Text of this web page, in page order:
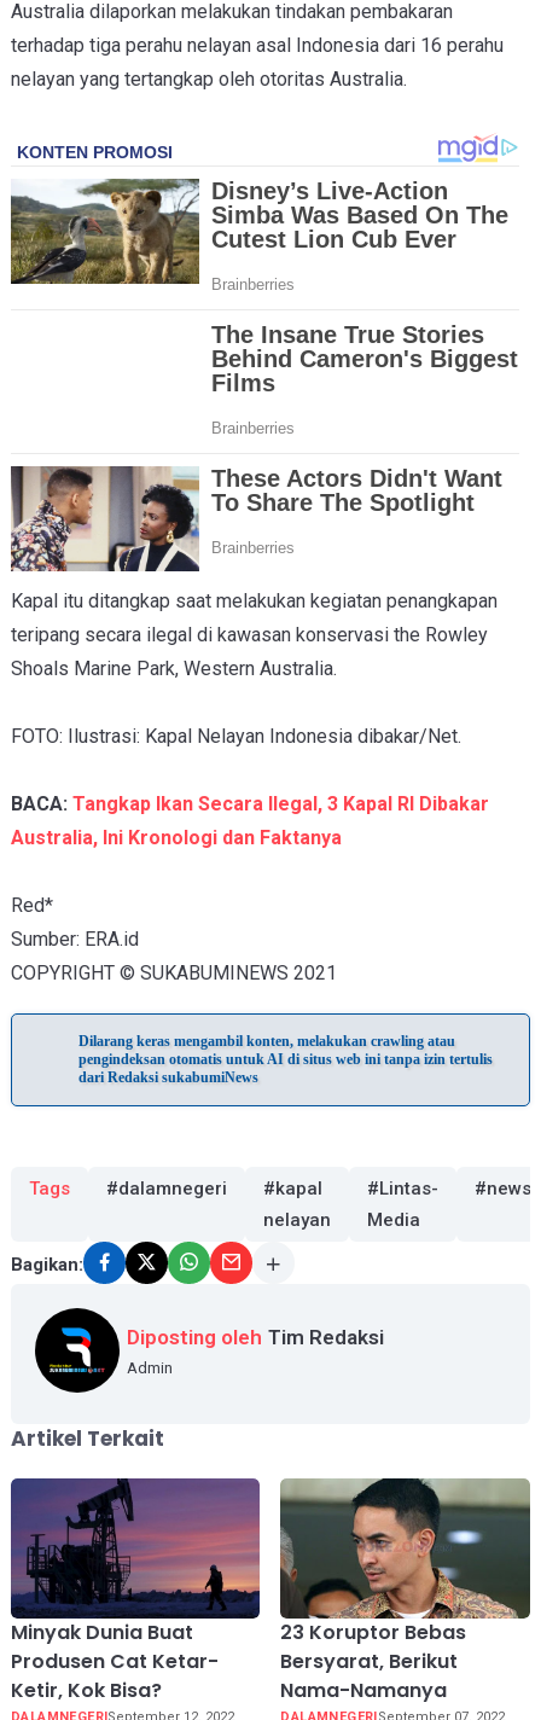
Australia dilaporkan melakukan tindakan pembakaran
terhadap tiga perahu nelayan asal Indonesia dari 16 perahu
nelayan yang tertangkap oleh otoritas Australia.
Kapal itu ditangkap saat melakukan kegiatan penangkapan
teripang secara ilegal di kawasan konservasi the Rowley
Shoals Marine Park, Western Australia.
FOTO: Ilustrasi: Kapal Nelayan Indonesia dibakar/Net.
BACA: Tangkap Ikan Secara Ilegal, 3 Kapal RI Dibakar
Australia, Ini Kronologi dan Faktanya
Red*
Sumber: ERA.id
COPYRIGHT © SUKABUMINEWS 2021
Dilarang keras mengambil konten, melakukan crawling atau
pengindeksan otomatis untuk AI di situs web ini tanpa izin tertulis
dari Redaksi sukabumiNews
Tags #dalamnegeri
#kapal
nelayan
#Lintas-
Media
#news
Bagikan:
Diposting oleh Tim Redaksi
Admin
Artikel Terkait
Minyak Dunia Buat
Produsen Cat Ketar-
Ketir, Kok Bisa?
23 Koruptor Bebas
Bersyarat, Berikut
Nama-Namanya